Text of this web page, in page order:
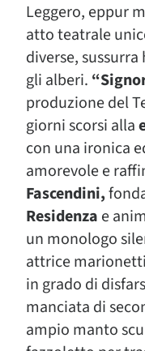
Leggero, eppur
atto teatrale
diverse,
gli alberi.
produzione del
giorni scorsi alla
con una ironica
amorevole e
Fascendini,
Residenza e
un monologo
attrice
in grado di
manciata di
ampio manto